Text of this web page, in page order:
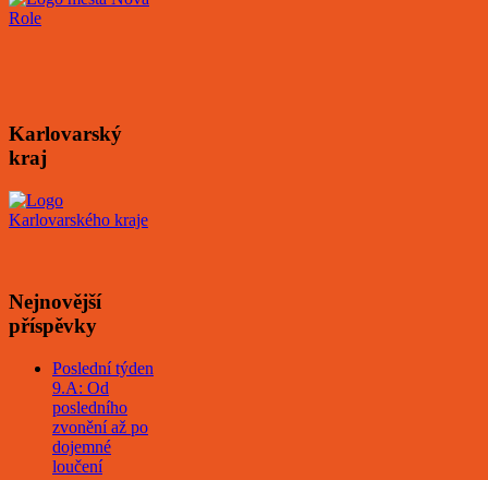
Karlovarský
kraj
Nejnovější
příspěvky
Poslední týden
9.A: Od
posledního
zvonění až po
dojemné
loučení